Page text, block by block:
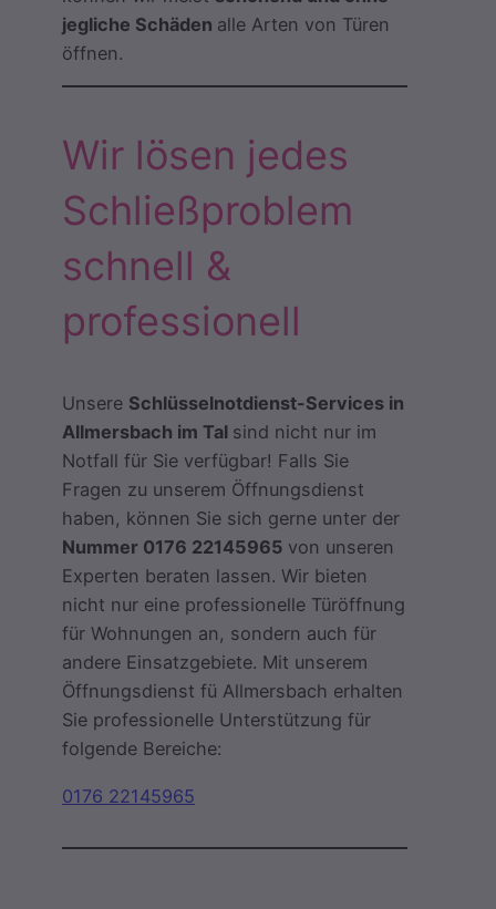
jegliche Schäden alle Arten von Türen
öffnen.
Wir lösen jedes
Schließproblem
schnell &
professionell
Unsere Schlüsselnotdienst-Services in
Allmersbach im Tal sind nicht nur im
Notfall für Sie verfügbar! Falls Sie
Fragen zu unserem Öffnungsdienst
haben, können Sie sich gerne unter der
Nummer 0176 22145965 von unseren
Experten beraten lassen. Wir bieten
nicht nur eine professionelle Türöffnung
für Wohnungen an, sondern auch für
andere Einsatzgebiete. Mit unserem
Öffnungsdienst fü Allmersbach erhalten
Sie professionelle Unterstützung für
folgende Bereiche:
0176 22145965